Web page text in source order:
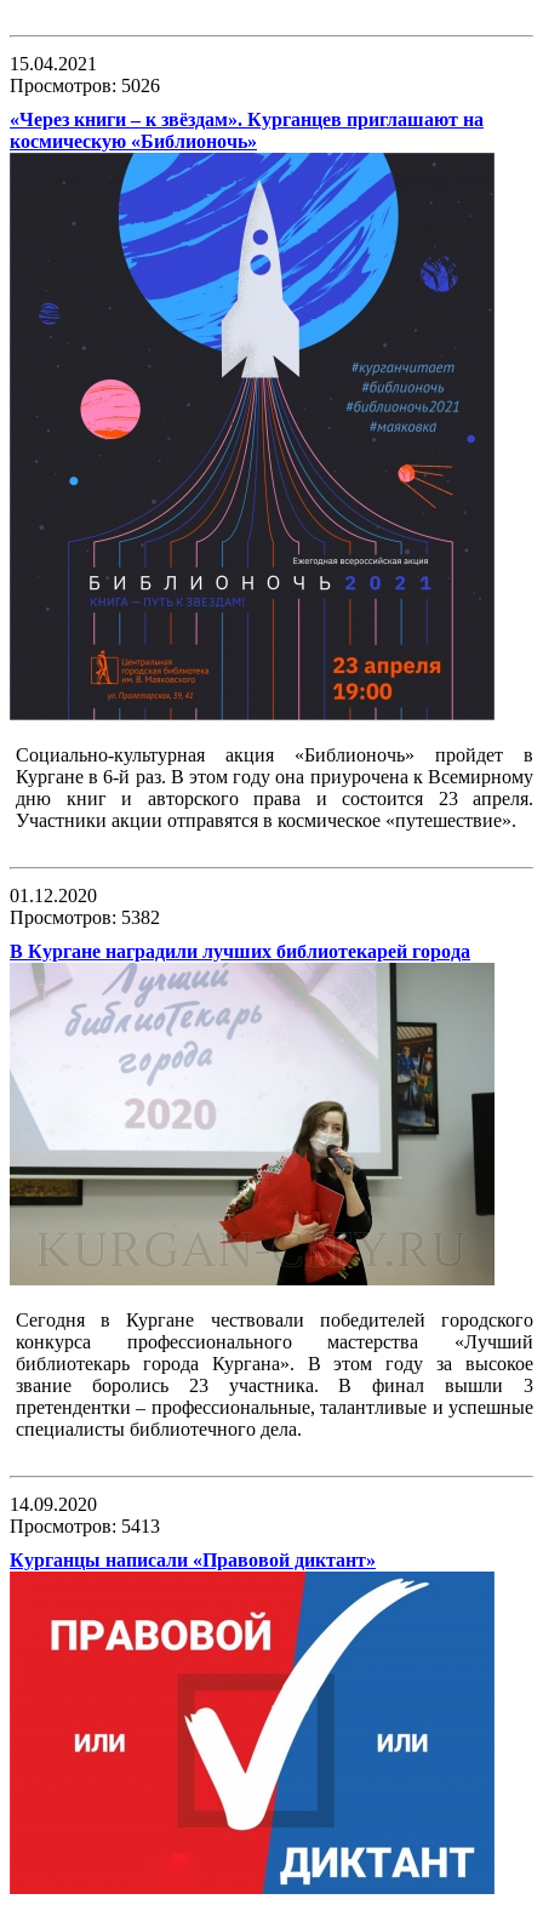
15.04.2021
Просмотров: 5026
«Через книги – к звёздам». Курганцев приглашают на
космическую «Библионочь»
Социально-культурная акция «Библионочь» пройдет в
Кургане в 6-й раз. В этом году она приурочена к Всемирному
дню книг и авторского права и состоится 23 апреля.
Участники акции отправятся в космическое «путешествие».
01.12.2020
Просмотров: 5382
В Кургане наградили лучших библиотекарей города
Сегодня в Кургане чествовали победителей городского
конкурса профессионального мастерства «Лучший
библиотекарь города Кургана». В этом году за высокое
звание боролись 23 участника. В финал вышли 3
претендентки – профессиональные, талантливые и успешные
специалисты библиотечного дела.
14.09.2020
Просмотров: 5413
Курганцы написали «Правовой диктант»